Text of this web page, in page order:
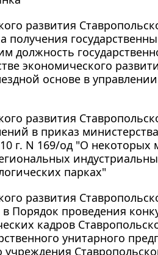
развития
получения
должность
экономического
основе в
развития
в приказ
г. N 169/од "О некоторых
парках"
развития
Порядок проведения
кадров
унитарного
учреждения